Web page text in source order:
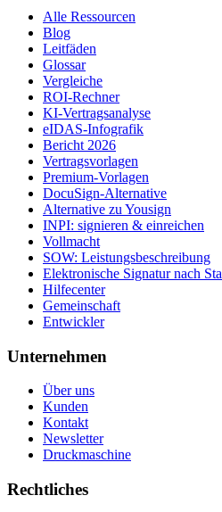
Alle Ressourcen
Blog
Leitfäden
Glossar
Vergleiche
ROI-Rechner
KI-Vertragsanalyse
eIDAS-Infografik
Bericht 2026
Vertragsvorlagen
Premium-Vorlagen
DocuSign-Alternative
Alternative zu Yousign
INPI: signieren & einreichen
Vollmacht
SOW: Leistungsbeschreibung
Elektronische Signatur nach
Hilfecenter
Gemeinschaft
Entwickler
Unternehmen
Über uns
Kunden
Kontakt
Newsletter
Druckmaschine
Rechtliches